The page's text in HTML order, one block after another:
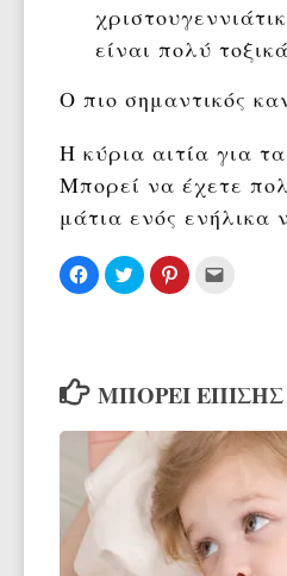
είναι πολύ
Ο πιο σημαντικός
Η κύρια αιτία για
Μπορεί να έχετε
μάτια ενός ενήλικα
Πατήστε
για
κοινοποίηση
Κλικ
για
κοινοποίηση
Κλικ
για
ΜΠΟΡΕΊ ΕΠΊΣΗΣ